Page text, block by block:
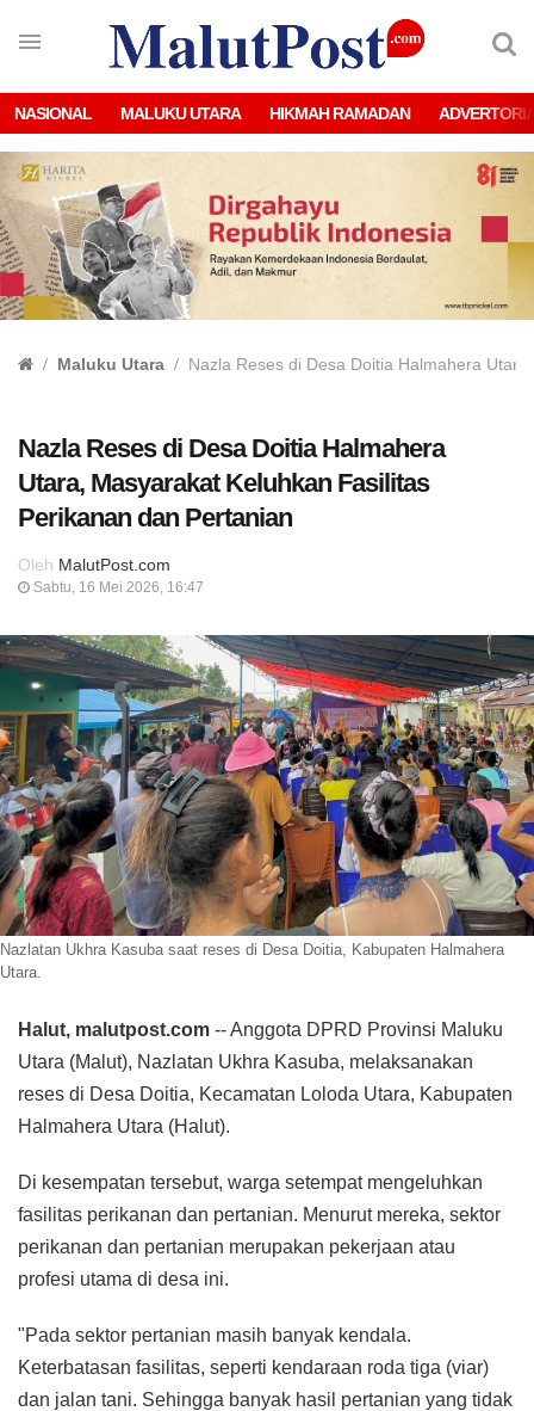
NASIONAL MALUKU UTARA HIKMAH RAMADAN
Maluku Utara Nazla Reses di Desa Doitia Halmahera
Nazla Reses di Desa Doitia Halmahera
Utara, Masyarakat Keluhkan Fasilitas
Perikanan dan Pertanian
Oleh MalutPost.com
Sabtu, 16 Mei 2026, 16:47
Nazlatan Ukhra Kasuba saat reses di Desa Doitia, Kabupaten Halmahera
Utara.
Halut, malutpost.com -- Anggota DPRD Provinsi Maluku
Utara (Malut), Nazlatan Ukhra Kasuba, melaksanakan
reses di Desa Doitia, Kecamatan Loloda Utara, Kabupaten
Halmahera Utara (Halut).
Di kesempatan tersebut, warga setempat mengeluhkan
fasilitas perikanan dan pertanian. Menurut mereka, sektor
perikanan dan pertanian merupakan pekerjaan atau
profesi utama di desa ini.
"Pada sektor pertanian masih banyak kendala.
Keterbatasan fasilitas, seperti kendaraan roda tiga (viar)
dan jalan tani. Sehingga banyak hasil pertanian yang tidak